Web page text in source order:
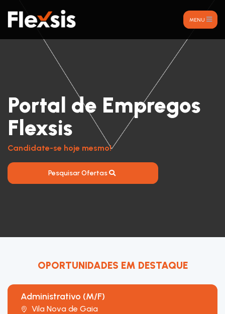
MENU
Portal de Empregos
Flexsis
Candidate-se hoje mesmo!
Pesquisar Ofertas
OPORTUNIDADES EM DESTAQUE
Administrativo (M/F)
Vila Nova de Gaia